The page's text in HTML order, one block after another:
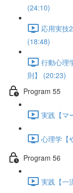
(24:10)
応用実技
(18:48)
行動心理
則】 (20:23)
Program 55
実践【マ
心理学【
Program 56
実践【一